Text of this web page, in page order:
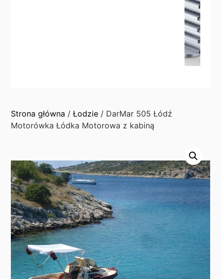
Strona główna /Łodzie / DarMar 505 Łódź
Motorówka Łódka Motorowa z kabiną